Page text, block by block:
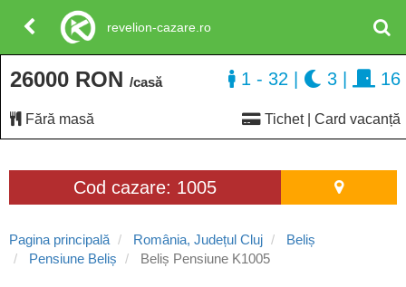
Cod cazare: 1005
Pagina principală România, Județul Cluj
Beliș
Pensiune Beliș
Beliș Pensiune K1005
26000 RON /casă
Fără masă Tichet | Card vacanță
1 - 32 3 16
revelion-cazare.ro